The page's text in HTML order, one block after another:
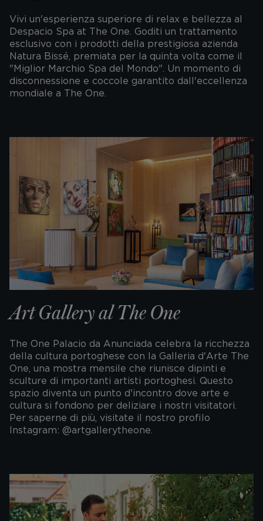
Vivi un'esperienza superiore di relax e bellezza al
Despacio Spa at The One. Goditi un trattamento
esclusivo con i prodotti della prestigiosa azienda
Natura Bissé, premiata per la quinta volta come il
"Miglior Marchio Spa del Mondo". Un momento di
disconnessione e coccole garantito dall'eccellenza
mondiale a The One.
Art Gallery al The One
The One Palacio da Anunciada celebra la ricchezza
della cultura portoghese con la Galleria d'Arte The
One, una mostra mensile che riunisce dipinti e
sculture di importanti artisti portoghesi. Questo
spazio diventa un punto d'incontro dove arte e
cultura si fondono per deliziare i nostri visitatori.
Per saperne di più, visitate il nostro profilo
Instagram: @artgallerytheone.